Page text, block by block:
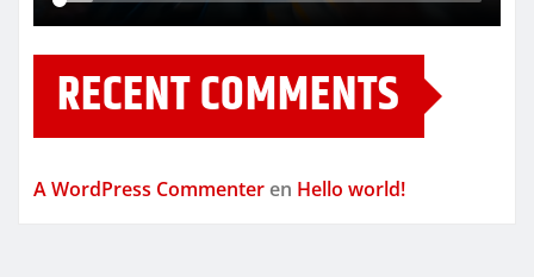
RECENT COMMENTS
A WordPress Commenter en Hello world!